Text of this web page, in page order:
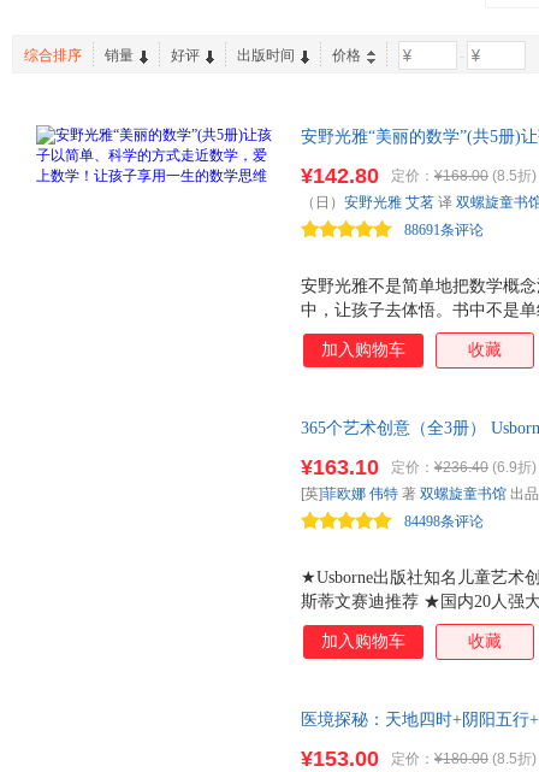
黄晶晶
王甜甜
田岛征
谢逢蓓
相原博之
王蕴洁
穗高顺也
薮内正幸
斯黛芬
尼科拉·库哈尔斯卡
弗洛朗·希洛雷
范晓星
综合排序 销量 好评 出版时间 价格 -
安野光雅“美丽的数学”(共5册)
老师 台湾画家、绘本之父郑明
师安野光雅携手东大教授 带领
安野光雅不是简单地把数学概
中，让孩子去体悟。书中不是
待事物、发现问题和尝试解决
提高综合素质。他退到儿童能
国务院特殊津贴专家 吴正宪
¥142.80 定价： ¥168.00 (8.5折)
88691条评论
（日） 安野光雅 艾茗 译 双螺旋童书
加入购物车 收藏
365个艺术创意（全3册）
术教育系主任、中央美术学院
玩越有味。
★Usborne出版社知名儿童艺术
斯蒂文赛迪推荐 ★国内20人强
亲子时间，和孩子一起收获创
强对生活中事物的认知。艺术
D锻炼大脑记忆力。孩子的创
¥163.10 定价： ¥236.40 (6.9折)
84498条评论
[英]菲欧娜 伟特 著 双螺旋童书馆 出品
加入购物车 收藏
医境探秘：天地四时+阴阳五
故事为媒介讲述易懂的中医文
¥153.00 定价： ¥180.00 (8.5折)